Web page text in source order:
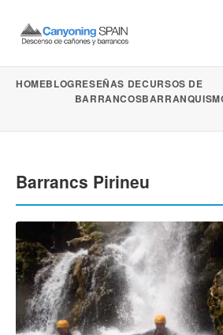
HOMEBLOGRESEÑAS DE
BARRANCOS
CURSOS DE
Barrancs Pirineu